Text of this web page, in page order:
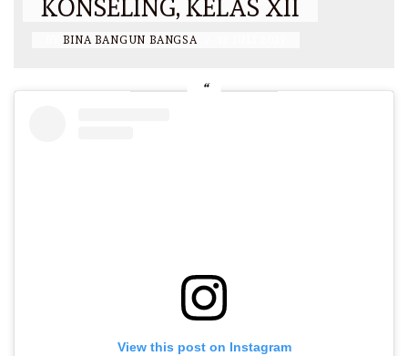
KONSELING, KELAS XII
BINA BANGUN BANGSA
View this post on Instagram